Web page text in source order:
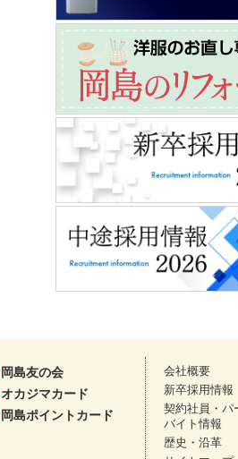
岡島友の会
オカジマカード
岡島ポイントカード
会社概要
新卒採用情報
契約社員・パ
バイト情報
歴史・沿革